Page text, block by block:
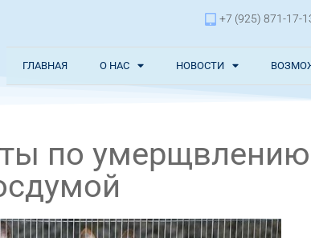
+7 (925) 871-17-
ГЛАВНАЯ О НАС НОВОСТИ
по